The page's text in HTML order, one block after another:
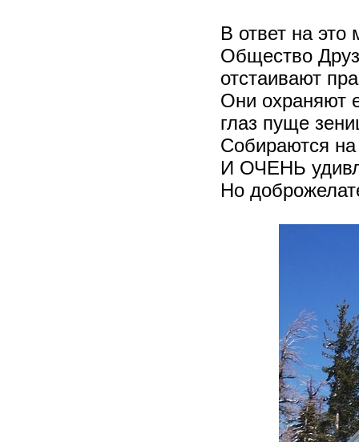
В ответ на
Общество
отстаивают
Они охраняют
глаз пуще
Собираются
И ОЧЕНЬ
Но